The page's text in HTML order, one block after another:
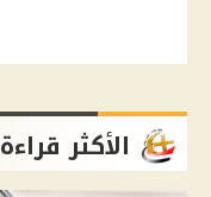
الأكثر قراءة